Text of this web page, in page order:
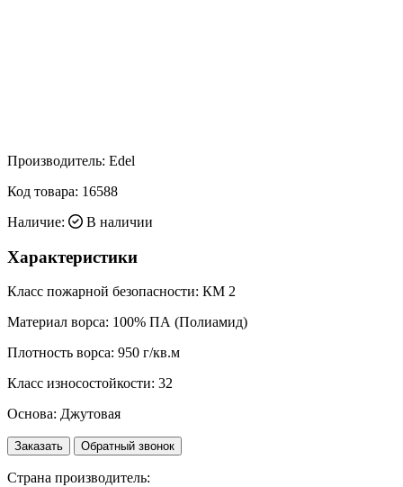
Производитель: Edel
Код товара: 16588
Наличие:
В наличии
Характеристики
Класс пожарной безопасности: КМ 2
Материал ворса: 100% ПА (Полиамид)
Плотность ворса: 950 г/кв.м
Класс износостойкости: 32
Основа: Джутовая
Заказать Обратный звонок
Страна производитель: